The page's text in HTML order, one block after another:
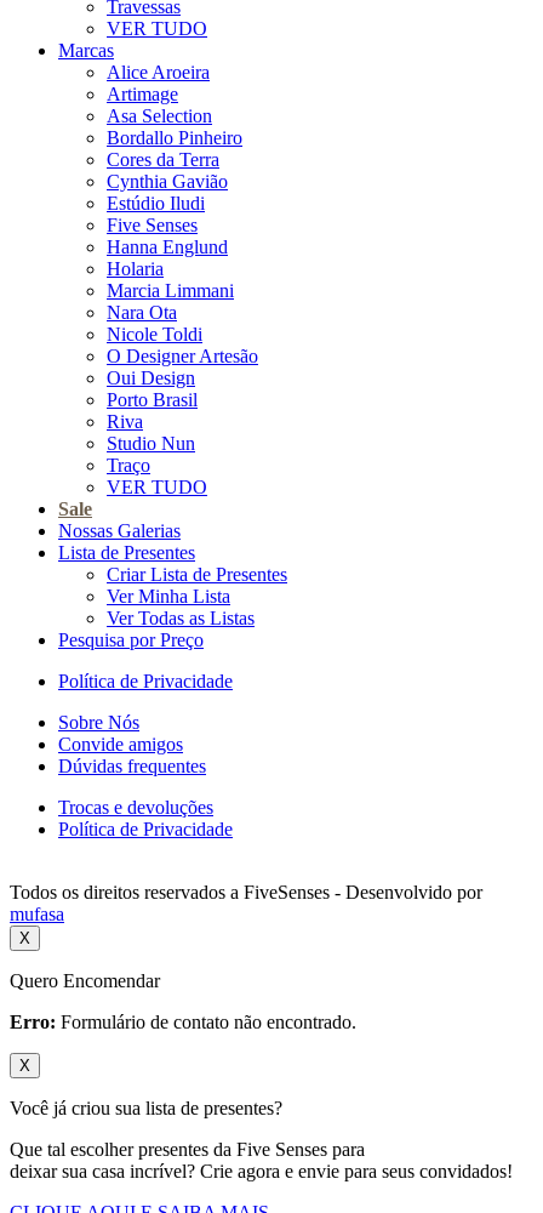
Travessas
VER TUDO
Marcas
Alice Aroeira
Artimage
Asa Selection
Bordallo Pinheiro
Cores da Terra
Cynthia Gavião
Estúdio Iludi
Five Senses
Hanna Englund
Holaria
Marcia Limmani
Nara Ota
Nicole Toldi
O Designer Artesão
Oui Design
Porto Brasil
Riva
Studio Nun
Traço
VER TUDO
Sale
Nossas Galerias
Lista de Presentes
Criar Lista de Presentes
Ver Minha Lista
Ver Todas as Listas
Pesquisa por Preço
Política de Privacidade
Sobre Nós
Convide amigos
Dúvidas frequentes
Trocas e devoluções
Política de Privacidade
Todos os direitos reservados a FiveSenses - Desenvolvido por
mufasa
X
Quero Encomendar
Erro: Formulário de contato não encontrado.
X
Você já criou sua lista de presentes?
Que tal escolher presentes da Five Senses para
deixar sua casa incrível? Crie agora e envie para seus convidados!